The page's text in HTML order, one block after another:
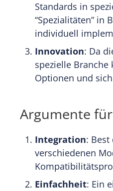
Standards in
“Spezialitäten” in
individuell
Innovation: Da
spezielle
Optionen und
Argumente
Integration:
verschiedenen
Einfachheit: Ein